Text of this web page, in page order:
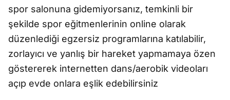
spor salonuna gidemiyorsanız, temkinli bir
şekilde spor eğitmenlerinin online olarak
düzenlediği egzersiz programlarına katılabilir,
zorlayıcı ve yanlış bir hareket yapmamaya özen
göstererek internetten dans/aerobik videoları
açıp evde onlara eşlik edebilirsiniz